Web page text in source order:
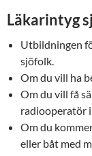
Läkarintyg
Utbildningen
sjöfolk.
Om du vill ha
Om du vill få
radiooperatör i
Om du
eller båt med